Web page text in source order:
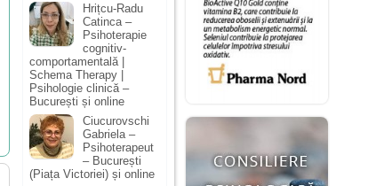
Hrițcu-Radu
Catinca –
Psihoterapie
cognitiv-
comportamentală |
Schema Therapy |
Psihologie clinică –
București și online
Ciucurovschi
Gabriela –
Psihoterapeut
– București
(Piața Victoriei) și online